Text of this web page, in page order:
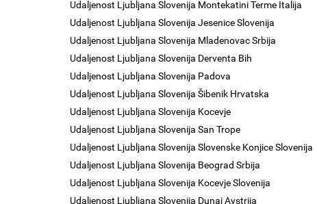
Udaljenost Ljubljana Slovenija Montekatini Terme Italija
Udaljenost Ljubljana Slovenija Jesenice Slovenija
Udaljenost Ljubljana Slovenija Mladenovac Srbija
Udaljenost Ljubljana Slovenija Derventa Bih
Udaljenost Ljubljana Slovenija Padova
Udaljenost Ljubljana Slovenija Šibenik Hrvatska
Udaljenost Ljubljana Slovenija Kocevje
Udaljenost Ljubljana Slovenija San Trope
Udaljenost Ljubljana Slovenija Slovenske Konjice Slovenija
Udaljenost Ljubljana Slovenija Beograd Srbija
Udaljenost Ljubljana Slovenija Kocevje Slovenija
Udaljenost Ljubljana Slovenija Dunaj Avstrija